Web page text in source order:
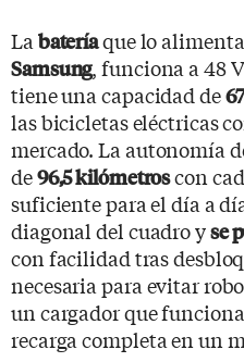
La bateríaque lo
Samsung, funciona a 48
tiene una capacidad de
las bicicletas eléctricas
mercado. La autonomía
de96,5 kilómetroscon
suficiente para el día a
diagonal del cuadro yse
con facilidad tras
necesaria para evitar
un cargador que
recarga completa en un